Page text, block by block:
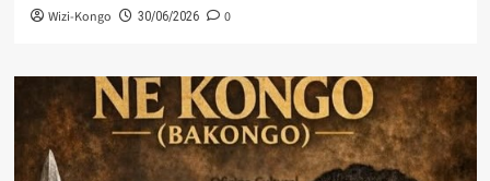
Wizi-Kongo 30/06/2026 0